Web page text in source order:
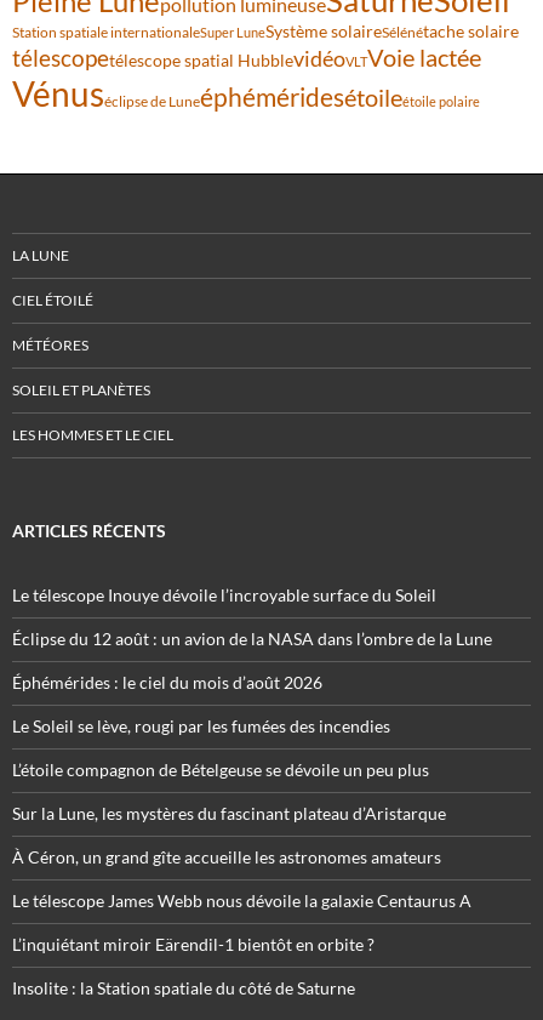
Station spatiale internationaleSuper LuneSystème solaireSélénétache solaire
télescopetélescope spatial HubblevidéoVLTVoie lactée
Vénuséclipse de Luneéphéméridesétoileétoile polaire
LA LUNE
CIEL ÉTOILÉ
MÉTÉORES
SOLEIL ET PLANÈTES
LES HOMMES ET LE CIEL
ARTICLES RÉCENTS
Le télescope Inouye dévoile l’incroyable surface du Soleil
Éclipse du 12 août : un avion de la NASA dans l’ombre de la Lune
Éphémérides : le ciel du mois d’août 2026
Le Soleil se lève, rougi par les fumées des incendies
L’étoile compagnon de Bételgeuse se dévoile un peu plus
Sur la Lune, les mystères du fascinant plateau d’Aristarque
À Céron, un grand gîte accueille les astronomes amateurs
Le télescope James Webb nous dévoile la galaxie Centaurus A
L’inquiétant miroir Eärendil-1 bientôt en orbite ?
Insolite : la Station spatiale du côté de Saturne